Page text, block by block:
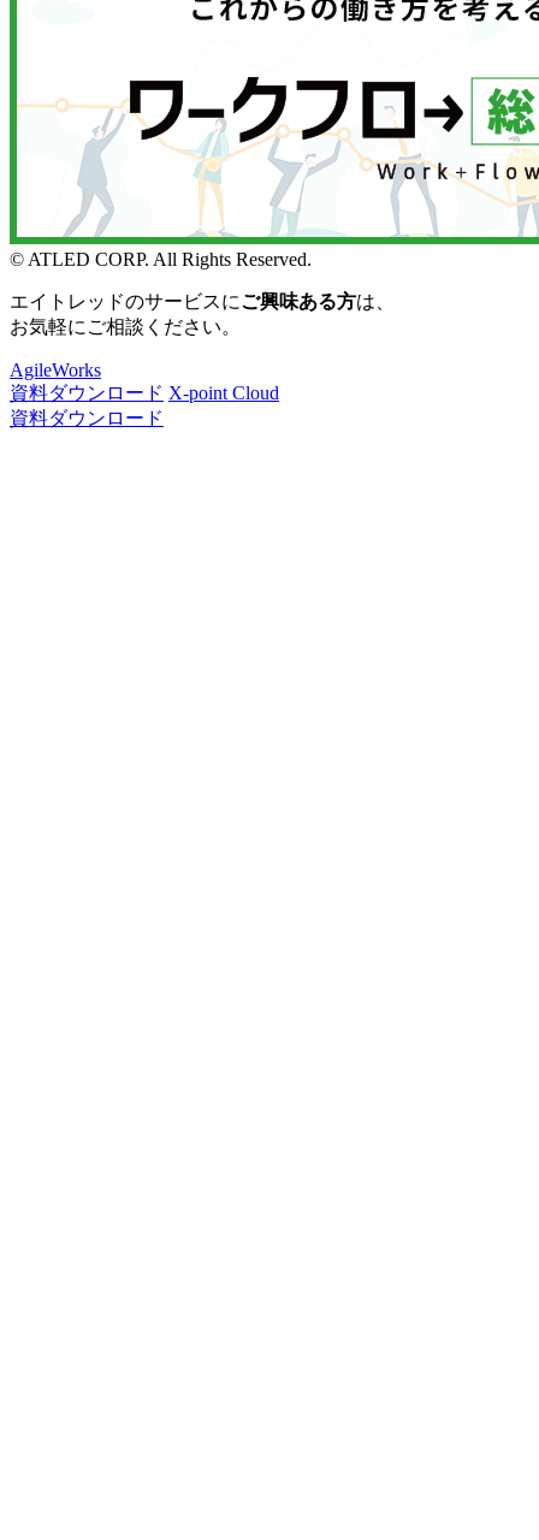
© ATLED CORP. All Rights Reserved.
エイトレッドのサービスにご興味ある方は、
お気軽にご相談ください。
AgileWorks
資料ダウンロード X-point Cloud
資料ダウンロード